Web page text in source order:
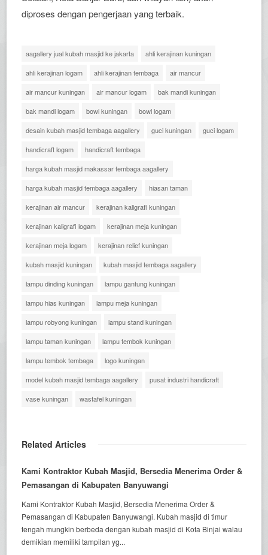
diproses dengan pengerjaan yang terbaik.
aagallery jual kubah masjid ke jakarta
ahli kerajinan kuningan
ahli kerajinan logam
ahli kerajinan tembaga
air mancur
air mancur kuningan
air mancur logam
bak mandi kuningan
bak mandi logam
bowl kuningan
bowl logam
desain kubah masjid tembaga aagallery
guci kuningan
guci logam
handicraft logam
handicraft tembaga
harga kubah masjid makassar tembaga aagallery
harga kubah masjid tembaga aagallery
hiasan taman
kerajinan air mancur
kerajinan kaligrafi kuningan
kerajinan kaligrafi logam
kerajinan meja kuningan
kerajinan meja logam
kerajinan relief kuningan
kubah masjid kuningan
kubah masjid tembaga aagallery
lampu dinding kuningan
lampu gantung kuningan
lampu hias kuningan
lampu meja kuningan
lampu robyong kuningan
lampu stand kuningan
lampu taman kuningan
lampu tembok kuningan
lampu tembok tembaga
logo kuningan
model kubah masjid tembaga aagallery
pusat industri handicraft
vase kuningan
wastafel kuningan
Related Articles
Kami Kontraktor Kubah Masjid, Bersedia Menerima Order &
Pemasangan di Kabupaten Banyuwangi
Kami Kontraktor Kubah Masjid, Bersedia Menerima Order &
Pemasangan di Kabupaten Banyuwangi. Kubah masjid di timur
tengah mungkin berbeda dengan kubah masjid di Kota Binjai walau
demikian memiliki tampilan yg...